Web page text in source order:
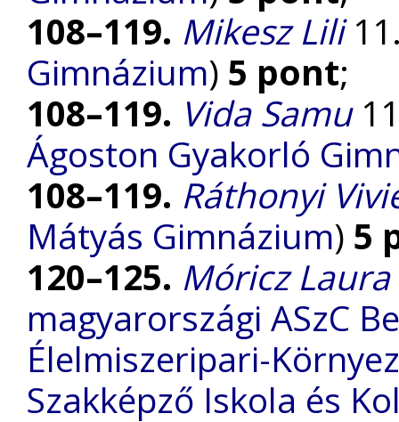
108–119. Mikesz Lili
Gimnázium) 5 pont;
108–119. Vida Samu
Ágoston Gyakorló
108–119. Ráthonyi
Mátyás Gimnázium) 5
120–125. Móricz Laura
magyarországi ASzC
Élelmiszeripari-
Szakképző Iskola és